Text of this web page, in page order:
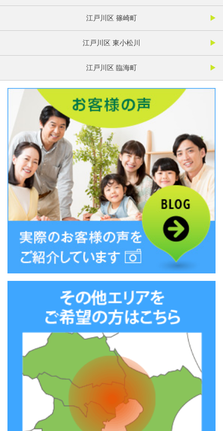
江戸川区 篠崎町
江戸川区 東小松川
江戸川区 臨海町